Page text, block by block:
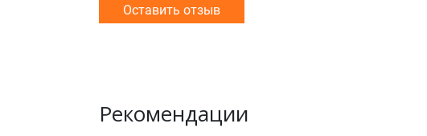
Оставить отзыв
Рекомендации